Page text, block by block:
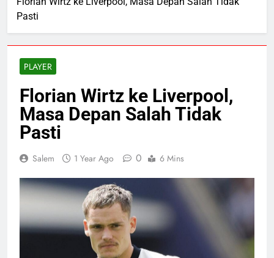
Pasti
PLAYER
Florian Wirtz ke Liverpool,
Masa Depan Salah Tidak
Pasti
Salem 1 Year Ago 0 6 Mins